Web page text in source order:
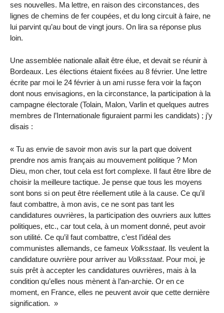
ses nouvelles. Ma lettre, en raison des circonstances, des
lignes de chemins de fer coupées, et du long circuit à faire, ne
lui parvint qu’au bout de vingt jours. On lira sa réponse plus
loin.
Une assemblée nationale allait être élue, et devait se réunir à
Bordeaux. Les élections étaient fixées au 8 février. Une lettre
écrite par moi le 24 février à un ami russe fera voir la façon
dont nous envisagions, en la circonstance, la participation à la
campagne électorale (Tolain, Malon, Varlin et quelques autres
membres de l’Internationale figuraient parmi les candidats) ; j’y
disais :
Tu as envie de savoir mon avis sur la part que doivent
prendre nos amis français au mouvement politique ? Mon
Dieu, mon cher, tout cela est fort complexe. Il faut être libre de
choisir la meilleure tactique. Je pense que tous les moyens
sont bons si on peut être réellement utile à la cause. Ce qu’il
faut combattre, à mon avis, ce ne sont pas tant les
candidatures ouvrières, la participation des ouvriers aux luttes
politiques, etc., car tout cela, à un moment donné, peut avoir
son utilité. Ce qu’il faut combattre, c’est l’idéal des
communistes allemands, ce fameux Volksstaat. Ils veulent la
candidature ouvrière pour arriver au Volksstaat. Pour moi, je
suis prêt à accepter les candidatures ouvrières, mais à la
condition qu’elles nous mènent à l’an-archie. Or en ce
moment, en France, elles ne peuvent avoir que cette dernière
signification.